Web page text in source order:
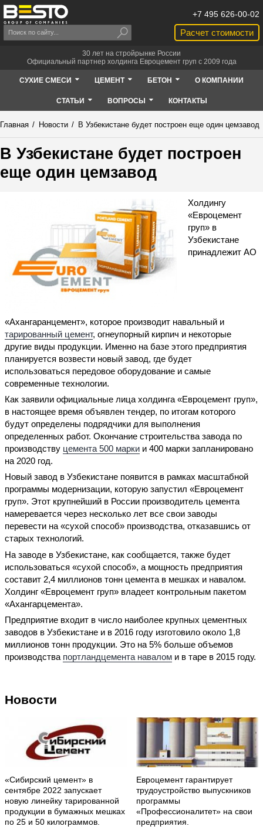
Расчет стоимости
+7 495 626-00-02
30 лет на стройрынке России
Официальный партнер холдинга Евроцемент груп с 2009 года
СУХИЕ СМЕСИ ЦЕМЕНТ БЕТОН О КОМПАНИИ
СТАТЬИ ВОПРОСЫ КОНТАКТЫ
Главная / Новости / В Узбекистане будет построен еще один цемзавод
В Узбекистане будет построен
еще один цемзавод
Холдингу
«Евроцемент
груп» в
Узбекистане
принадлежит АО
«Ахангаранцемент», которое производит навальный и
тарированный цемент, огнеупорный кирпич и некоторые
другие виды продукции. Именно на базе этого предприятия
планируется возвести новый завод, где будет
использоваться передовое оборудование и самые
современные технологии.
Как заявили официальные лица холдинга «Евроцемент груп»,
в настоящее время объявлен тендер, по итогам которого
будут определены подрядчики для выполнения
определенных работ. Окончание строительства завода по
производству цемента 500 марки и 400 марки запланировано
на 2020 год.
Новый завод в Узбекистане появится в рамках масштабной
программы модернизации, которую запустил «Евроцемент
груп». Этот крупнейший в России производитель цемента
намеревается через несколько лет все свои заводы
перевести на «сухой способ» производства, отказавшись от
старых технологий.
На заводе в Узбекистане, как сообщается, также будет
использоваться «сухой способ», а мощность предприятия
составит 2,4 миллионов тонн цемента в мешках и навалом.
Холдинг «Евроцемент груп» владеет контрольным пакетом
«Ахангарцемента».
Предприятие входит в число наиболее крупных цементных
заводов в Узбекистане и в 2016 году изготовило около 1,8
миллионов тонн продукции. Это на 5% больше объемов
производства портландцемента навалом и в таре в 2015 году.
Новости
«Сибирский цемент» в
сентябре 2022 запускает
новую линейку тарированной
продукции в бумажных мешках
по 25 и 50 килограммов.
Евроцемент гарантирует
трудоустройство выпускников
программы
«Профессионалитет» на свои
предприятия.